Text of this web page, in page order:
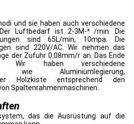
und sie haben auch verschiedene
Luftbedarf ist 2-3M-³ /min. Die
sind 65L/min, 10mpa. Die
sind 220V/AC. Wir nehmen das
der Zufuhr 0.08mm/r an. Das Ende
Wir haben verschiedene
wie Aluminiumlegierung,
Holzkiste entsprechend den
Spaltenrahmenmaschinen.
das die Ausrüstung auf die